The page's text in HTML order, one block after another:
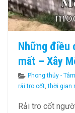
Những
mất – Xây
Categories
Phong thủy -
rải tro cốt,thời gian
Rải tro cốt